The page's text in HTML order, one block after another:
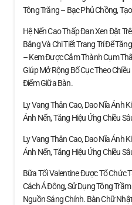
Tông Trắng – Bạc Phủ Chồng,
Hệ Nến Cao Thấp Đan Xen Đặt
Băng Và Chi Tiết Trang Trí Để
– Kem Được Cắm Thành Cụm
Giúp Mở Rộng Bố Cục Theo
Điểm Giữa Bàn.
Ly Vang Thân Cao, Dao Nĩa Ánh
Ánh Nến, Tăng Hiệu Ứng Chiều
Ly Vang Thân Cao, Dao Nĩa Ánh
Ánh Nến, Tăng Hiệu Ứng Chiều
Bữa Tối Valentine Được Tổ Chức
Cách Á Đông, Sử Dụng Tông
Nguồn Sáng Chính. Bàn Chữ